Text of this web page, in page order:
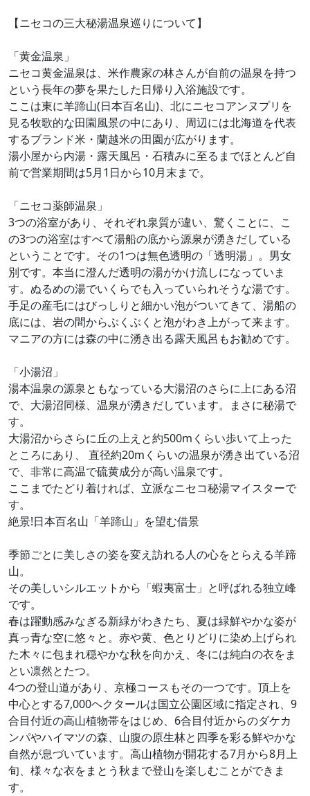
【ニセコの三大秘湯温泉巡りについて】
「黄金温泉」
ニセコ黄金温泉は、米作農家の林さんが自前の温泉を持つ
という長年の夢を果たした日帰り入浴施設です。
ここは東に羊蹄山(日本百名山)、北にニセコアンヌプリを
見る牧歌的な田園風景の中にあり、周辺には北海道を代表
するブランド米・蘭越米の田園が広がります。
湯小屋から内湯・露天風呂・石積みに至るまでほとんど自
前で営業期間は5月1日から10月末まで。
「ニセコ薬師温泉」
3つの浴室があり、それぞれ泉質が違い、驚くことに、こ
の3つの浴室はすべて湯船の底から源泉が湧きだしている
ということです。その1つは無色透明の「透明湯」。男女
別です。本当に澄んだ透明の湯がかけ流しになっていま
す。ぬるめの湯でいくらでも入っていられそうな湯です。
手足の産毛にはびっしりと細かい泡がついてきて、湯船の
底には、岩の間からぶくぶくと泡がわき上がって来ます。
マニアの方には森の中に湧き出る露天風呂もお勧めです。
「小湯沼」
湯本温泉の源泉ともなっている大湯沼のさらに上にある沼
で、大湯沼同様、温泉が湧きだしています。まさに秘湯で
す。
大湯沼からさらに丘の上えと約500mくらい歩いて上った
ところにあり、 直径約20mくらいの温泉が湧き出ている沼
で、非常に高温で硫黄成分が高い温泉です。
ここまでたどり着ければ、立派なニセコ秘湯マイスターで
す。
絶景!日本百名山「羊蹄山」を望む借景
季節ごとに美しさの姿を変え訪れる人の心をとらえる羊蹄
山。
その美しいシルエットから「蝦夷富士」と呼ばれる独立峰
です。
春は躍動感みなぎる新緑がわきたち、夏は緑鮮やかな姿が
真っ青な空に悠々と。赤や黄、色とりどりに染め上げられ
た木々に包まれ穏やかな秋を向かえ、冬には純白の衣をま
とい凛然とたつ。
4つの登山道があり、京極コースもその一つです。頂上を
中心とする7,000ヘクタールは国立公園区域に指定され、9
合目付近の高山植物帯をはじめ、6合目付近からのダケカ
ンパやハイマツの森、山腹の原生林と四季を彩る鮮やかな
自然が息づいています。高山植物が開花する7月から8月上
旬、様々な衣をまとう秋まで登山を楽しむことができま
す。